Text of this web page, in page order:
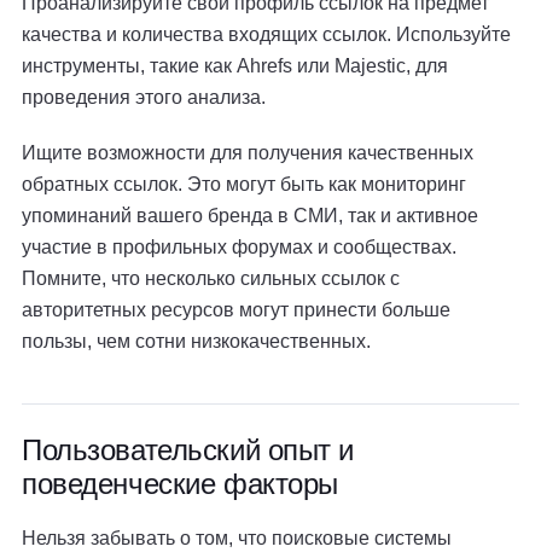
качества и количества входящих ссылок. Используйте
инструменты, такие как Ahrefs или Majestic, для
проведения этого анализа.
Ищите возможности для получения качественных
обратных ссылок. Это могут быть как мониторинг
упоминаний вашего бренда в СМИ, так и активное
участие в профильных форумах и сообществах.
Помните, что несколько сильных ссылок с
авторитетных ресурсов могут принести больше
пользы, чем сотни низкокачественных.
Пользовательский опыт и
поведенческие факторы
Нельзя забывать о том, что поисковые системы